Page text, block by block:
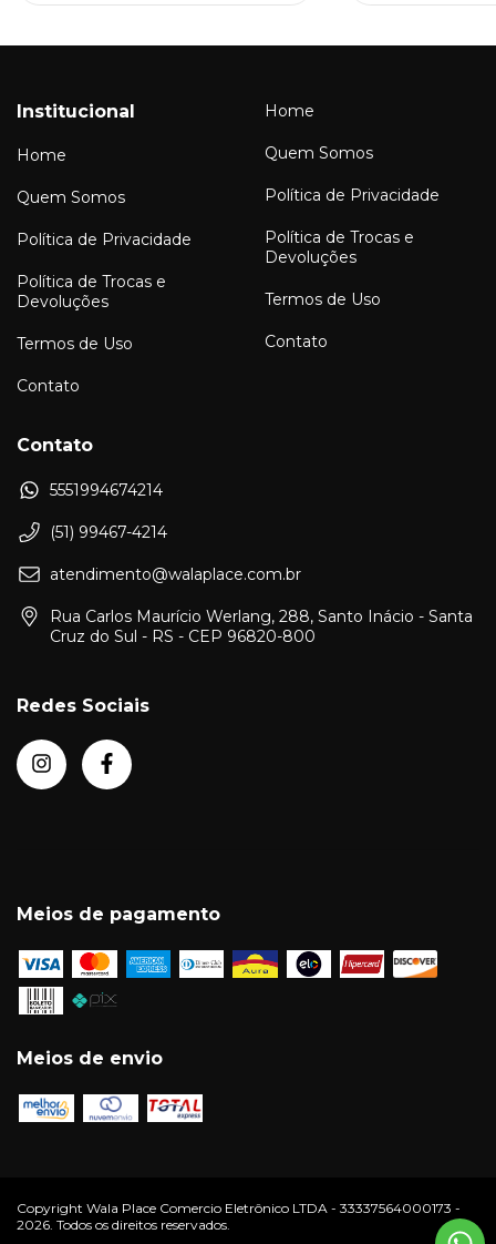
Institucional
Home
Quem Somos
Política de Privacidade
Política de Trocas e
Devoluções
Termos de Uso
Contato
Home
Quem Somos
Política de Privacidade
Política de Trocas e
Devoluções
Termos de Uso
Contato
Contato
5551994674214
(51) 99467-4214
atendimento@walaplace.com.br
Rua Carlos Maurício Werlang, 288, Santo Inácio - Santa
Cruz do Sul - RS - CEP 96820-800
Redes Sociais
Meios de pagamento
Meios de envio
Copyright Wala Place Comercio Eletrônico LTDA - 33337564000173 -
2026. Todos os direitos reservados.